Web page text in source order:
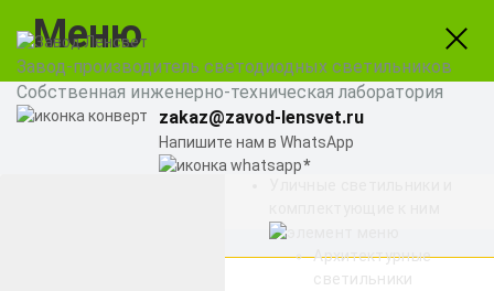
Меню
Завод-производитель светодиодных светильников
Собственная инженерно-техническая лаборатория
zakaz@zavod-lensvet.ru
Напишите нам в WhatsApp
Архитектурные
светильники